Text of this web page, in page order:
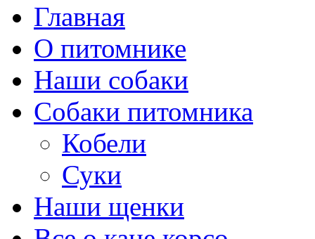
Главная
О питомнике
Наши собаки
Собаки питомника
Кобели
Суки
Наши щенки